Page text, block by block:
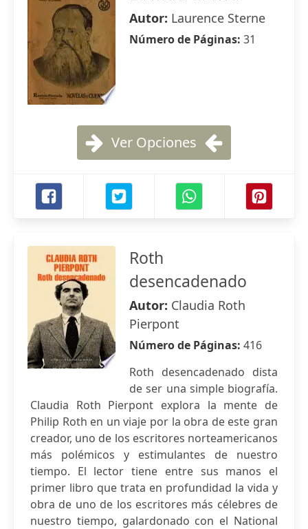
Autor: Laurence Sterne
Número de Páginas: 31
Ver Opciones
Roth
desencadenado
Autor: Claudia Roth
Pierpont
Número de Páginas: 416
Roth desencadenado dista
de ser una simple biografía.
Claudia Roth Pierpont explora la mente de
Philip Roth en un viaje por la obra de este gran
creador, uno de los escritores norteamericanos
más polémicos y estimulantes de nuestro
tiempo. El lector tiene entre sus manos el
primer libro que trata en profundidad la vida y
obra de uno de los escritores más célebres de
nuestro tiempo, galardonado con el National